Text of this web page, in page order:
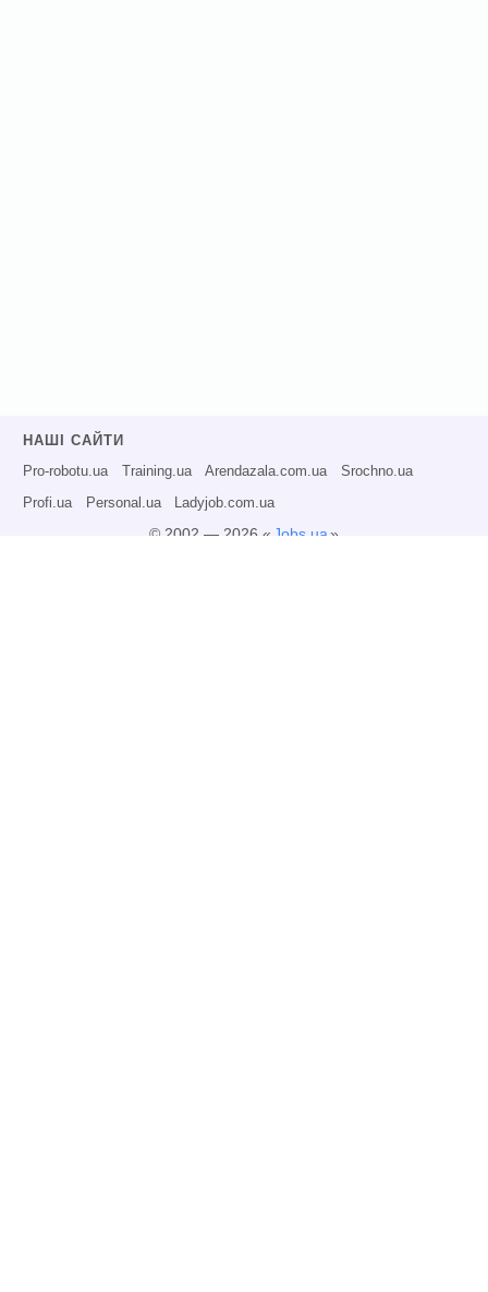
НАШІ САЙТИ
Pro-robotu.ua Training.ua Arendazala.com.ua Srochno.ua
Profi.ua Personal.ua Ladyjob.com.ua
© 2002 — 2026 « Jobs.ua»